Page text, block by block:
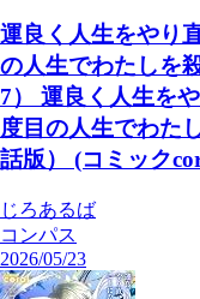
運良く人生をやり
の人生でわたしを
7） 運良く人生を
度目の人生でわた
話版） (コミック
じろあるば
コンパス
2026/05/23